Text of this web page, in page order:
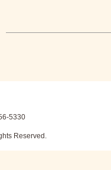
5330
Reserved.